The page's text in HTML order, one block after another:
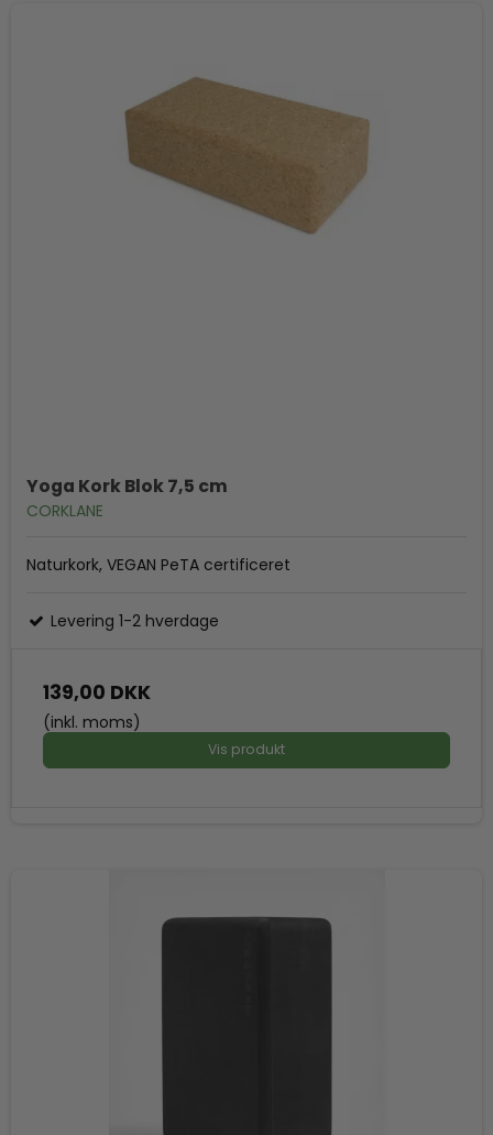
Yoga Kork Blok 7,5 cm
CORKLANE
Naturkork, VEGAN PeTA certificeret
Levering 1-2 hverdage
139,00 DKK
(inkl. moms)
Vis produkt